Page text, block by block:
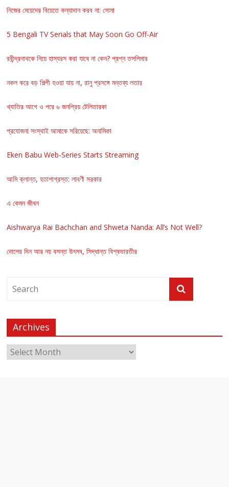
নিজের মেয়েদের বিয়েতে কন্যাদান করব না: সোমা
5 Bengali TV Serials that May Soon Go Off-Air
রবীন্দ্রনাথকে নিয়ে হাস্যরস করা যাবে না কেন? প্রশ্ন তসলিমার
নকল করে বড় শিল্পী হওয়া যায় না, রানু প্রসঙ্গে মন্তব্য লতার
খ্যাতির আগে ও পরে ৬ জনপ্রিয় টেলিতারকা
প্রযোজনা সংস্থাই আমাকে সরিয়েছে: অনামিকা
Eken Babu Web-Series Starts Streaming
আমি ক্লান্ত, হতাশাগ্রস্ত: লাবণী সরকার
এ কেমন জীবন
Aishwarya Rai Bachchan and Shweta Nanda: All’s Not Well?
দোলের দিন আর নয় বসন্ত উৎসব, সিদ্ধান্ত বিশ্বভারতীর
Archives